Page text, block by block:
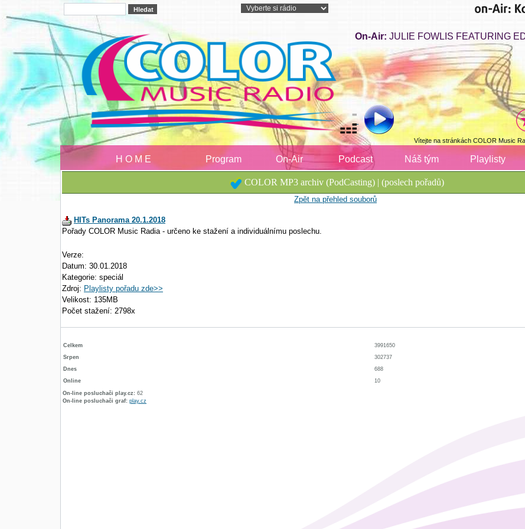
On-Air: JULIE FOWLIS FEATURING
Vítejte na stránkách COLOR Music
H O M E Program On-Air Podcast Náš tým Playlisty
COLOR MP3 archiv (PodCasting) | (poslech pořadů)
Zpět na přehled souborů
HITs Panorama 20.1.2018
Pořady COLOR Music Radia - určeno ke stažení a individuálnímu poslechu.
Verze:
Datum: 30.01.2018
Kategorie: speciál
Zdroj: Playlisty pořadu zde>>
Velikost: 135MB
Počet stažení: 2798x
Celkem
3991650
Srpen
302737
Dnes
688
Online
10
On-line posluchači play.cz: 62
On-line posluchači graf: play.cz